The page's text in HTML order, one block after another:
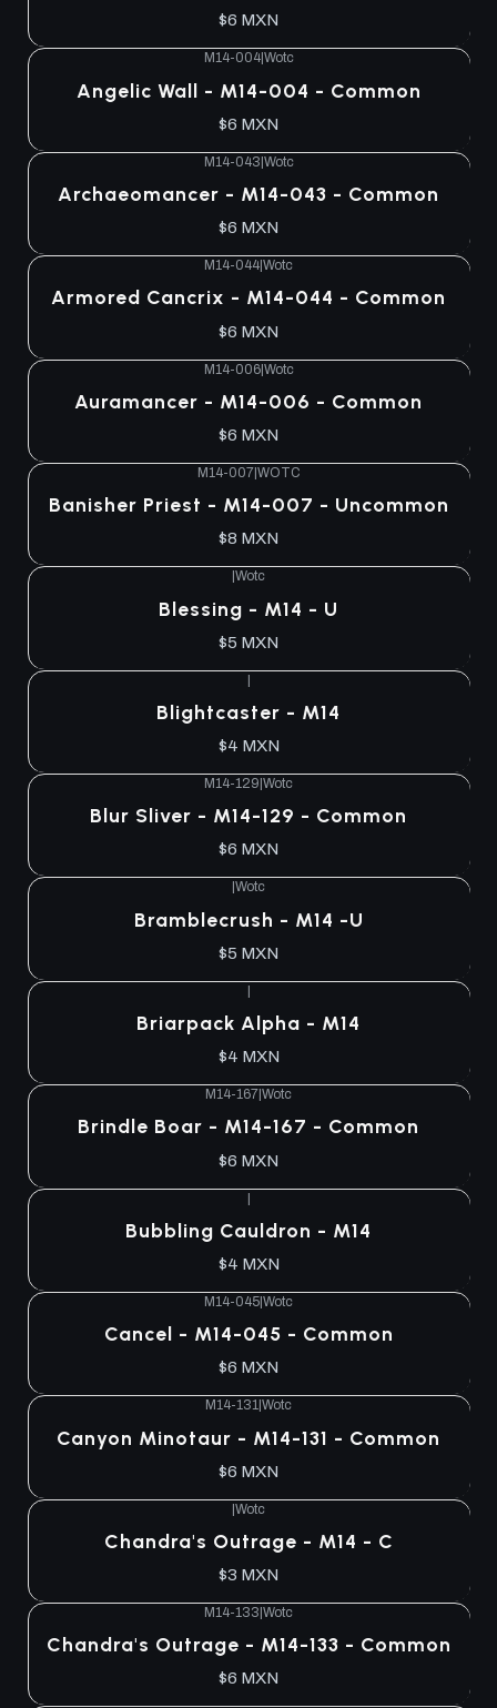
$6 MXN
M14-004| Wotc
Angelic Wall - M14-004 - Common
$6 MXN
M14-043|Wotc
Archaeomancer - M14-043 - Common
$6 MXN
M14-044 Wotc
Armored Cancrix - M14-044 - Common
$6 MXN
M14-006|Wotc
Auramancer - M14-006 - Common
$6 MXN
M14-007| WOTC
Banisher Priest - M14-007 - Uncommon
$8 MXN
Wotc
Blessing - M14 - U
$5 MXN
|
Blightcaster - M14
$4 MXN
M14-129 Wotc
Blur Sliver - M14-129 - Common
$6 MXN
Wotc
Bramblecrush - M14 -U
$5 MXN
|
Briarpack Alpha - M14
$4 MXN
M14-167 Wotc
Brindle Boar - M14-167 - Common
$6 MXN
|
Bubbling Cauldron - M14
$4 MXN
M14-045 Wotc
Cancel - M14-045 - Common
$6 MXN
M14-131 Wotc
Canyon Minotaur - M14-131 - Common
$6 MXN
|Wotc
Chandra's Outrage - M14 - C
$3 MXN
M14-133 Wotc
Chandra's Outrage - M14-133 - Common
$6 MXN